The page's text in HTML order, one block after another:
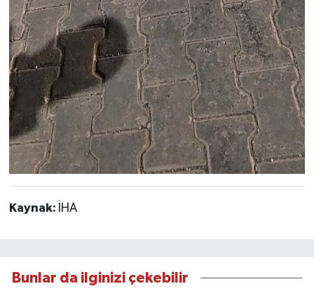
Kaynak: İHA
Bunlar da ilginizi çekebilir